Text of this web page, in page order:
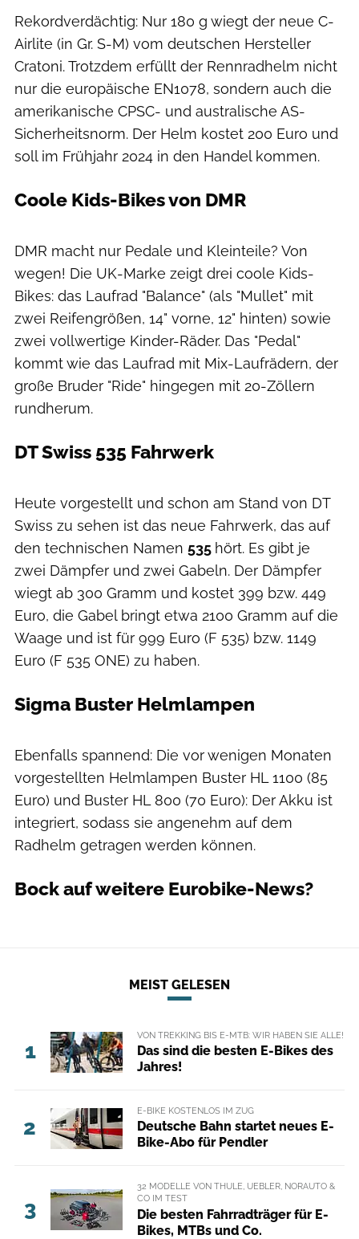
Rekordverdächtig: Nur 180 g wiegt der neue C-
Airlite (in Gr. S-M) vom deutschen Hersteller
Cratoni. Trotzdem erfüllt der Rennradhelm nicht
nur die europäische EN1078, sondern auch die
amerikanische CPSC- und australische AS-
Sicherheitsnorm. Der Helm kostet 200 Euro und
soll im Frühjahr 2024 in den Handel kommen.
Coole Kids-Bikes von DMR
DMR macht nur Pedale und Kleinteile? Von
wegen! Die UK-Marke zeigt drei coole Kids-
Bikes: das Laufrad "Balance" (als "Mullet" mit
zwei Reifengrößen, 14" vorne, 12" hinten) sowie
zwei vollwertige Kinder-Räder. Das "Pedal"
kommt wie das Laufrad mit Mix-Laufrädern, der
große Bruder "Ride" hingegen mit 20-Zöllern
rundherum.
DT Swiss 535 Fahrwerk
Heute vorgestellt und schon am Stand von DT
Swiss zu sehen ist das neue Fahrwerk, das auf
den technischen Namen 535 hört. Es gibt je
zwei Dämpfer und zwei Gabeln. Der Dämpfer
wiegt ab 300 Gramm und kostet 399 bzw. 449
Euro, die Gabel bringt etwa 2100 Gramm auf die
Waage und ist für 999 Euro (F 535) bzw. 1149
Euro (F 535 ONE) zu haben.
Sigma Buster Helmlampen
Ebenfalls spannend: Die vor wenigen Monaten
vorgestellten Helmlampen Buster HL 1100 (85
Euro) und Buster HL 800 (70 Euro): Der Akku ist
integriert, sodass sie angenehm auf dem
Radhelm getragen werden können.
Bock auf weitere Eurobike-News?
MEIST GELESEN
1
VON TREKKING BIS E-MTB: WIR HABEN SIE ALLE!
Das sind die besten E-Bikes des
Jahres!
2
E-BIKE KOSTENLOS IM ZUG
Deutsche Bahn startet neues E-
Bike-Abo für Pendler
3
32 MODELLE VON THULE, UEBLER, NORAUTO &
CO IM TEST
Die besten Fahrradträger für E-
Bikes, MTBs und Co.